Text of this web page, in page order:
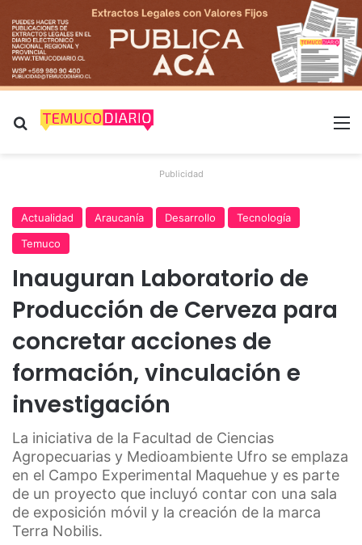
Buscar por
Publicidad
Actualidad Araucanía Desarrollo
Tecnología
Temuco
Inauguran Laboratorio de
Producción de Cerveza para
concretar acciones de
formación, vinculación e
investigación
La iniciativa de la Facultad de Ciencias
Agropecuarias y Medioambiente Ufro se emplaza
en el Campo Experimental Maquehue y es parte
de un proyecto que incluyó contar con una sala
de exposición móvil y la creación de la marca
Terra Nobilis.